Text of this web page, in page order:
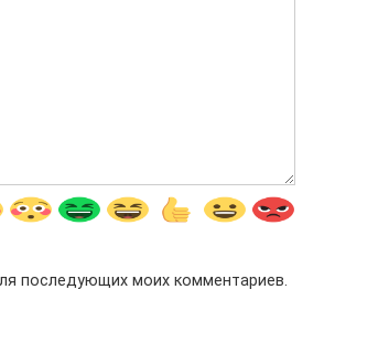
последующих моих комментариев.